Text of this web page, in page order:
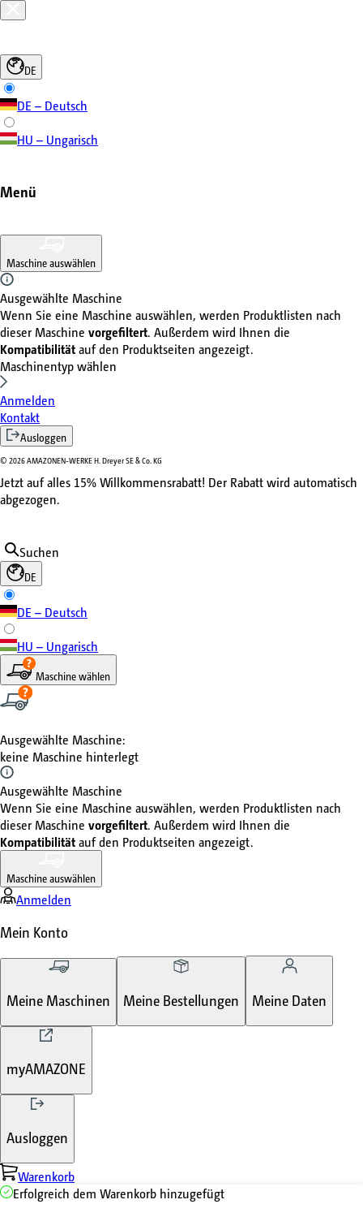
DE
DE – Deutsch
HU – Ungarisch
Menü
Maschine auswählen
Ausgewählte Maschine
Wenn Sie eine Maschine auswählen, werden Produktlisten nach
dieser Maschine vorgefiltert. Außerdem wird Ihnen die
Kompatibilitätauf den Produktseiten angezeigt.
Maschinentyp wählen
Anmelden
Kontakt
Ausloggen
© 2026AMAZONEN-WERKE H. Dreyer SE & Co. KG
Jetzt auf alles 15% Willkommensrabatt! Der Rabatt wird automatisch
abgezogen.
Suchen
DE
DE – Deutsch
HU – Ungarisch
Maschine wählen
Ausgewählte Maschine:
keine Maschine hinterlegt
Ausgewählte Maschine
Wenn Sie eine Maschine auswählen, werden Produktlisten nach
dieser Maschine vorgefiltert. Außerdem wird Ihnen die
Kompatibilitätauf den Produktseiten angezeigt.
Maschine auswählen
Anmelden
Mein Konto
Meine Maschinen Meine Bestellungen Meine Daten
myAMAZONE
Ausloggen
Warenkorb
Erfolgreich dem Warenkorb hinzugefügt